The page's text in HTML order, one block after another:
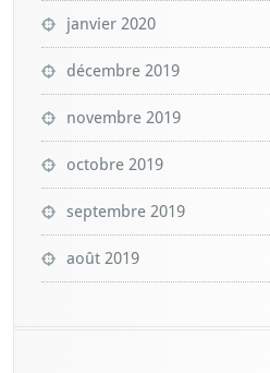
janvier 2020
décembre 2019
novembre 2019
octobre 2019
septembre 2019
août 2019